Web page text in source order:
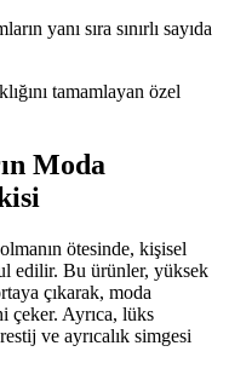
yanı sıra sınırlı sayıda
tamamlayan özel
Moda
ötesinde, kişisel
edilir. Bu ürünler, yüksek
çıkarak, moda
çeker. Ayrıca, lüks
ve ayrıcalık simgesi